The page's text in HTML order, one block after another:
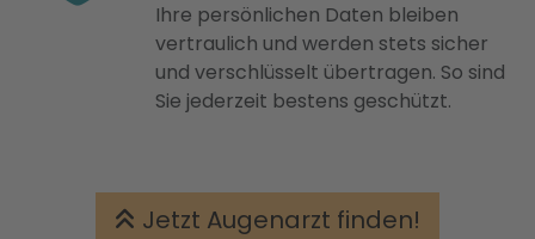
Ihre persönlichen Daten bleiben
vertraulich und werden stets sicher
und verschlüsselt übertragen. So sind
Sie jederzeit bestens geschützt.
Jetzt Augenarzt finden!